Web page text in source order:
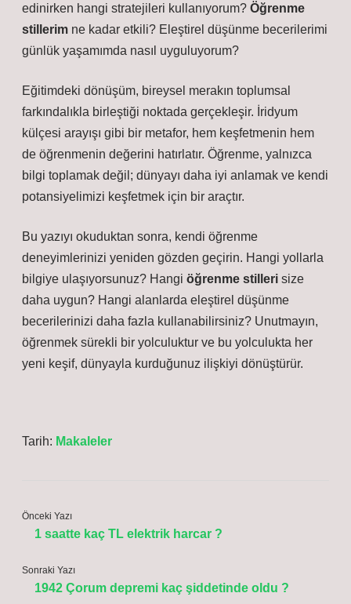
edinirken hangi stratejileri kullanıyorum? Öğrenme
stillerim ne kadar etkili? Eleştirel düşünme becerilerimi
günlük yaşamımda nasıl uyguluyorum?
Eğitimdeki dönüşüm, bireysel merakın toplumsal
farkındalıkla birleştiği noktada gerçekleşir. İridyum
külçesi arayışı gibi bir metafor, hem keşfetmenin hem
de öğrenmenin değerini hatırlatır. Öğrenme, yalnızca
bilgi toplamak değil; dünyayı daha iyi anlamak ve kendi
potansiyelimizi keşfetmek için bir araçtır.
Bu yazıyı okuduktan sonra, kendi öğrenme
deneyimlerinizi yeniden gözden geçirin. Hangi yollarla
bilgiye ulaşıyorsunuz? Hangi öğrenme stilleri size
daha uygun? Hangi alanlarda eleştirel düşünme
becerilerinizi daha fazla kullanabilirsiniz? Unutmayın,
öğrenmek sürekli bir yolculuktur ve bu yolculukta her
yeni keşif, dünyayla kurduğunuz ilişkiyi dönüştürür.
Tarih: Makaleler
Önceki Yazı
1 saatte kaç TL elektrik harcar ?
Sonraki Yazı
1942 Çorum depremi kaç şiddetinde oldu ?